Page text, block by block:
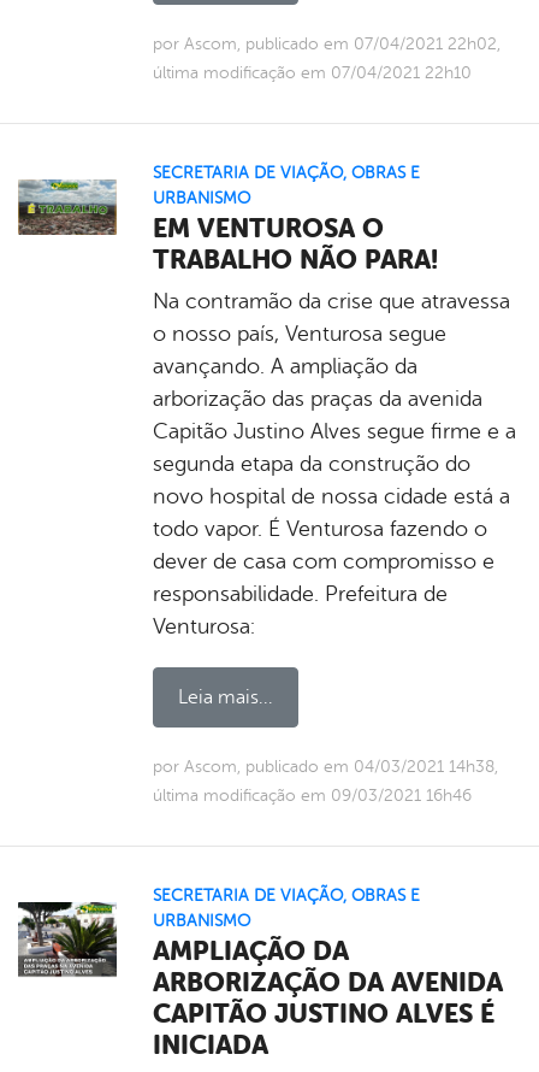
por Ascom, publicado em 07/04/2021 22h02,
última modificação em 07/04/2021 22h10
SECRETARIA DE VIAÇÃO, OBRAS E
URBANISMO
EM VENTUROSA O
TRABALHO NÃO PARA!
Na contramão da crise que atravessa
o nosso país, Venturosa segue
avançando. A ampliação da
arborização das praças da avenida
Capitão Justino Alves segue firme e a
segunda etapa da construção do
novo hospital de nossa cidade está a
todo vapor. É Venturosa fazendo o
dever de casa com compromisso e
responsabilidade. Prefeitura de
Venturosa:
Leia mais...
por Ascom, publicado em 04/03/2021 14h38,
última modificação em 09/03/2021 16h46
SECRETARIA DE VIAÇÃO, OBRAS E
URBANISMO
AMPLIAÇÃO DA
ARBORIZAÇÃO DA AVENIDA
CAPITÃO JUSTINO ALVES É
INICIADA